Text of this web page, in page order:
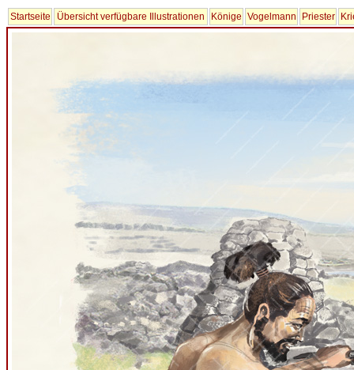
Startseite Übersicht verfügbare Illustrationen Könige Vogelmann Priester